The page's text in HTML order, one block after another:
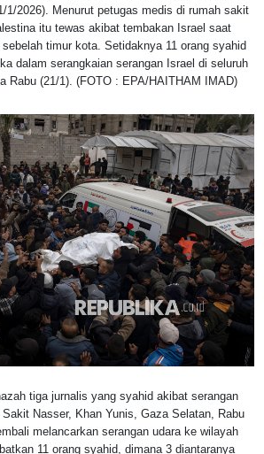
1/2026). Menurut petugas medis di rumah sakit
itu tewas akibat tembakan Israel saat
timur kota. Setidaknya 11 orang syahid
dalam serangkaian serangan Israel di seluruh
Rabu (21/1). (FOTO : EPA/HAITHAM IMAD)
tiga jurnalis yang syahid akibat serangan
Nasser, Khan Yunis, Gaza Selatan, Rabu
melancarkan serangan udara ke wilayah
11 orang syahid, dimana 3 diantaranya